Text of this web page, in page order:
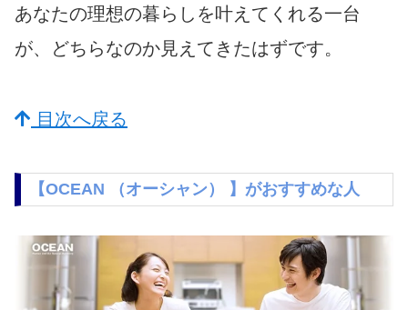
あなたの理想の暮らしを叶えてくれる一台
が、どちらなのか見えてきたはずです。
目次へ戻る
【OCEAN （オーシャン） 】がおすすめな人